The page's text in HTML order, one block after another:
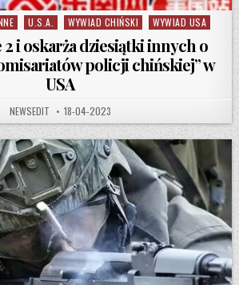
U.S.A. WYWIAD CHIŃSKI WYWIAD USA
2 i oskarża dziesiątki innych o
policji chińskiej” w
USA
AUTHOR:
NEWSEDIT PUBLISHED DATE:
18-04-2023